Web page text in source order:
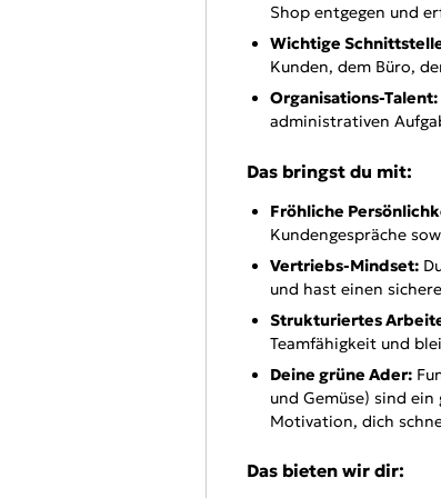
Shop entgegen und
Wichtige
Kunden, dem Büro,
Organisations-Talent:
administrativen
Das bringst du mit:
Fröhliche
Kundengespräche
Vertriebs-Mindset:
und hast einen
Strukturiertes
Teamfähigkeit und
Deine grüne Ader:
und Gemüse) sind
Motivation, dich
Das bieten wir dir: